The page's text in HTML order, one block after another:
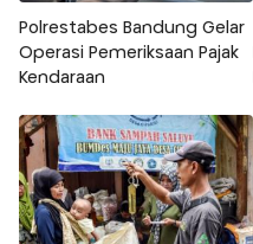
Polrestabes Bandung Gelar
Operasi Pemeriksaan Pajak
Kendaraan